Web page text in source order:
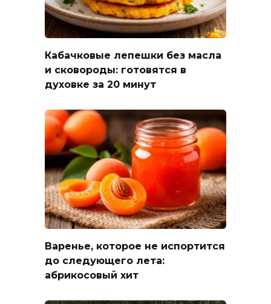
Кабачковые лепешки без масла
и сковороды: готовятся в
духовке за 20 минут
Варенье, которое не испортится
до следующего лета:
абрикосовый хит